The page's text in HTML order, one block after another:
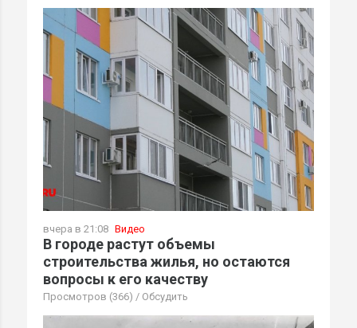
вчера в 21:08 Видео
В городе растут объемы
строительства жилья, но остаются
вопросы к его качеству
Просмотров (366) / Обсудить